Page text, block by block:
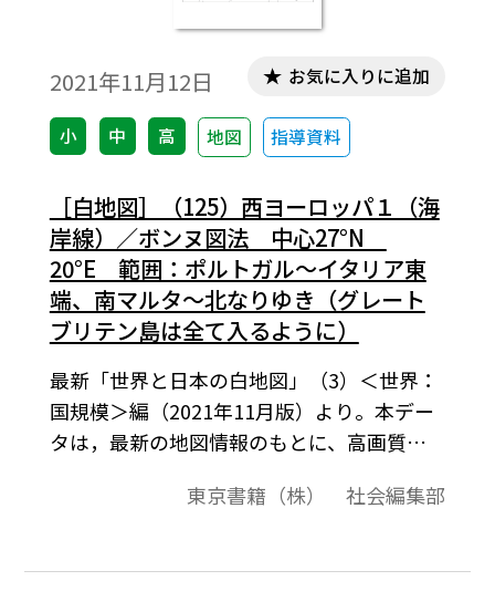
2021年11月12日
小 中 高 地図 指導資料
お気に入りに追加
［白地図］（125）西ヨーロッパ１（海
岸線）／ボンヌ図法 中心27°N
20°E 範囲：ポルトガル～イタリア東
端、南マルタ～北なりゆき（グレート
ブリテン島は全て入るように）
最新「世界と日本の白地図」（3）＜世界：
国規模＞編（2021年11月版）より。本デー
タは，最新の地図情報のもとに、高画質・
やワークシート作成などで，自由に加工・
東京書籍（株） 社会編集部